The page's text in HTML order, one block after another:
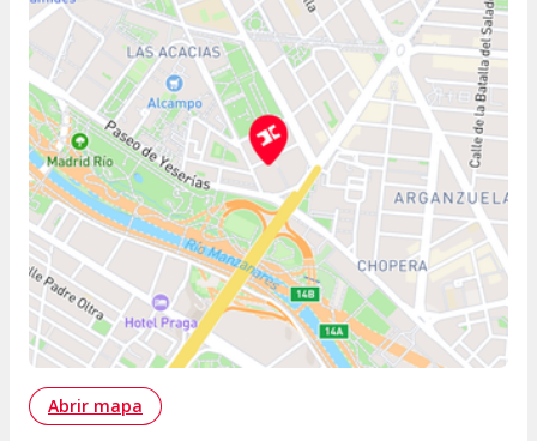
Abrir mapa